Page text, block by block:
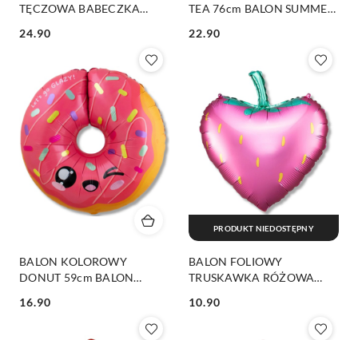
TĘCZOWA BABECZKA
BABECZKA
Cena:
24.90
TEA 76cm BALON SUMMER
Cena:
22.90
BALON KOLOROWY
DONUT 59cm BALON
Cena:
16.90
BALON FOLIOWY
TRUSKAWKA RÓŻOWA
JUICY PARTY
Cena:
10.90
PRODUKT NIEDOSTĘPNY